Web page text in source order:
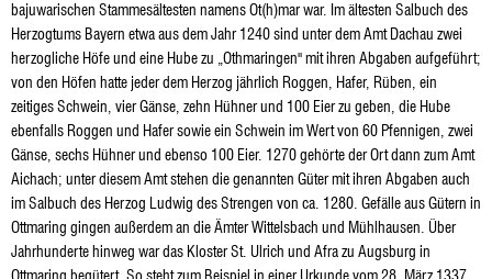
bajuwarischen Stammesältesten namens Ot(h)mar war. Im ältesten Salbuch des
Herzogtums Bayern etwa aus dem Jahr 1240 sind unter dem Amt Dachau zwei
herzogliche Höfe und eine Hube zu „Othmaringen" mit ihren Abgaben aufgeführt;
von den Höfen hatte jeder dem Herzog jährlich Roggen, Hafer, Rüben, ein
zeitiges Schwein, vier Gänse, zehn Hühner und 100 Eier zu geben, die Hube
ebenfalls Roggen und Hafer sowie ein Schwein im Wert von 60 Pfennigen, zwei
Gänse, sechs Hühner und ebenso 100 Eier. 1270 gehörte der Ort dann zum Amt
Aichach; unter diesem Amt stehen die genannten Güter mit ihren Abgaben auch
im Salbuch des Herzog Ludwig des Strengen von ca. 1280. Gefälle aus Gütern in
Ottmaring gingen außerdem an die Ämter Wittelsbach und Mühlhausen. Über
Jahrhunderte hinweg war das Kloster St. Ulrich und Afra zu Augsburg in